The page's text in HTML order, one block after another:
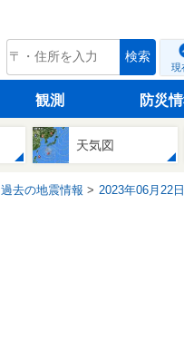
tenki.jp 検索
現
観測 防災
天気図
過去の地震情報 2023年06月22日